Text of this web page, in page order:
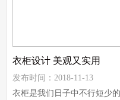
衣柜设计 美观又实用
发布时间：2018-11-13
衣柜是我们日子中不行短少